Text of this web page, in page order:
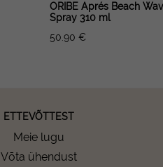
ORIBE Aprés Beach
Spray 310 ml
50.90 €
ETTEVÕTTEST
Meie lugu
Võta ühendust